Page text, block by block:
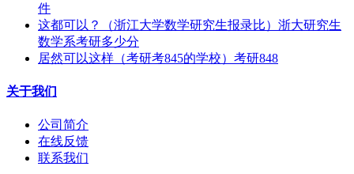
件
这都可以？（浙江大学数学研究生报录比）浙大研究生
数学系考研多少分
居然可以这样（考研考845的学校）考研848
关于我们
公司简介
在线反馈
联系我们